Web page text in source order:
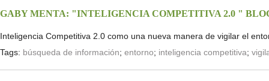
GABY MENTA: "INTELIGENCIA COMPETITIVA 2.0 "
Inteligencia Competitiva 2.0 como una nueva manera de vigilar el
Tags: búsqueda de información; entorno; inteligencia competitiva;